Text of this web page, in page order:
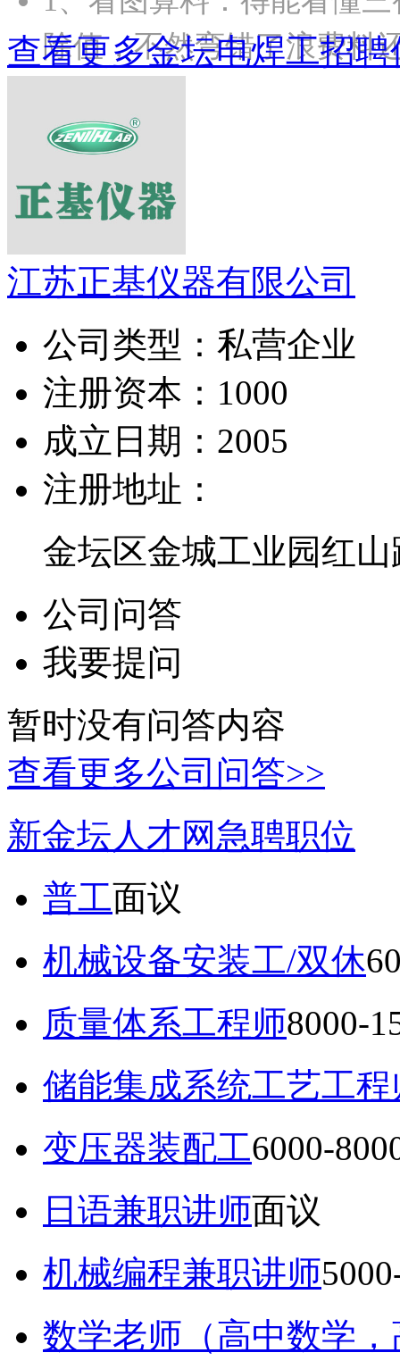
除值，不然弯错了浪费
查看更多金坛电焊工招聘
江苏正基仪器有限公司
公司类型： 私营企业
注册资本： 1000
成立日期： 2005
注册地址：
金坛区金城工业园红山
公司问答
我要提问
暂时没有问答内容
查看更多公司问答>>
新金坛人才网急聘职位
普工面议
机械设备安装工/双休
质量体系工程师8000-
储能集成系统工艺工程
变压器装配工6000-
日语兼职讲师面议
机械编程兼职讲师
数学老师（高中数学